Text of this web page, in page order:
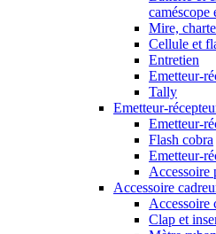
caméscope
Mire,
Cellule et
Entretien
Emetteur-
Tally
Emetteur-
Emetteur-
Flash cobra
Emetteur-
Accessoire
Accessoire
Accessoire
Clap et